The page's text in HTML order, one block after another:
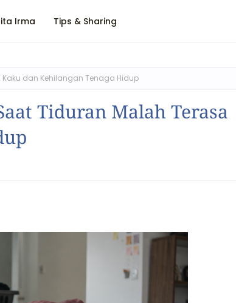
Irma Tips & Sharing
dan Kehilangan Tenaga Hidup
Tiduran Malah Terasa